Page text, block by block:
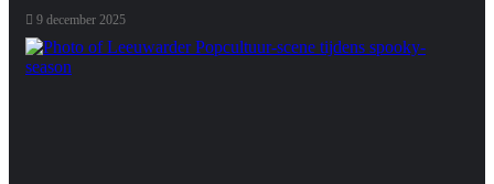
9 december 2025